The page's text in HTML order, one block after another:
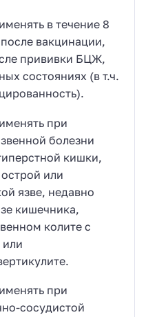
в течение 8
вакцинации,
прививки БЦЖ,
состояниях (в т.ч.
при
болезни
кишки,
или
язве, недавно
кишечника,
колите с
при
сосудистой